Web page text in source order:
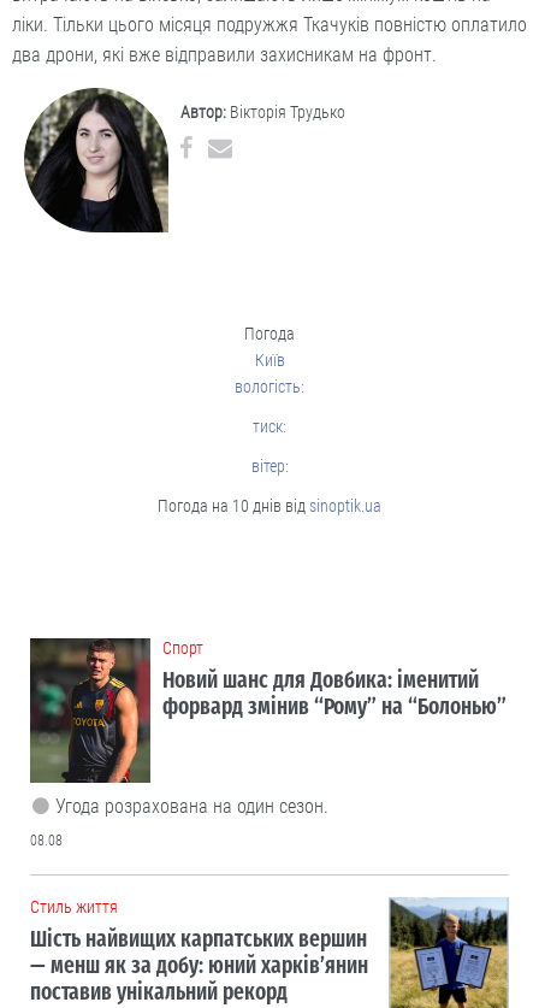
ліки. Тільки цього місяця подружжя Ткачуків повністю оплатило
два дрони, які вже відправили захисникам на фронт.
Автор: Вікторія Трудько
Погода
Київ
вологість:
тиск:
вітер:
Погода на 10 днів відsinoptik.ua
Cпорт
Новий шанс для Довбика: іменитий
форвард змінив “Рому” на “Болонью”
Угода розрахована на один сезон.
08.08
Cтиль життя
Шість найвищих карпатських вершин
— менш як за добу: юний харків’янин
поставив унікальний рекорд